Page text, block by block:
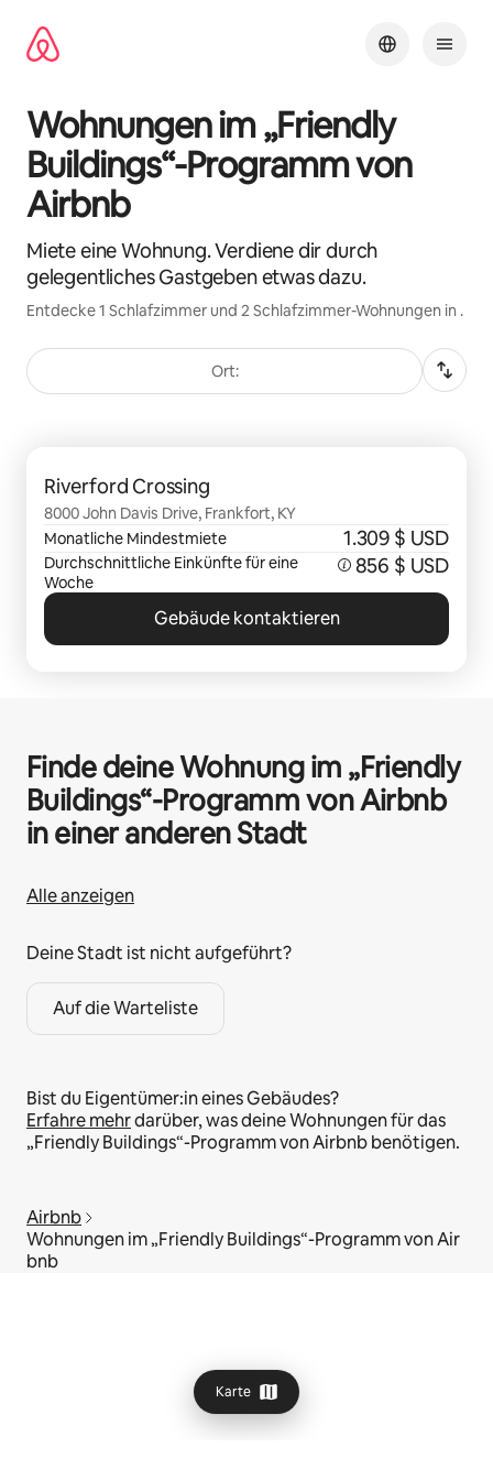
Inhalten
springen
Wohnungen im „Friendly
Buildings“-Programm von
Airbnb
Miete eine Wohnung. Verdiene dir durch
gelegentliches Gastgeben etwas dazu.
Entdecke 1 Schlafzimmer und 2 Schlafzimmer-Wohnungen in .
Ort:
Riverford Crossing
8000 John Davis Drive, Frankfort, KY
Monatliche Mindestmiete
1.309 $ USD
Durchschnittliche Einkünfte für eine
Woche
856 $ USD
Gebäude kontaktieren
Karte
Finde deine Wohnung im „Friendly
Buildings“-Programm von Airbnb
in einer anderen Stadt
Alle anzeigen
Deine Stadt ist nicht aufgeführt?
Auf die Warteliste
Bist du Eigentümer:in eines Gebäudes?
Erfahre mehrdarüber, was deine Wohnungen für das
„Friendly Buildings“-Programm von Airbnb benötigen.
Airbnb
Wohnungen im „Friendly Buildings“-Programm von Air
bnb